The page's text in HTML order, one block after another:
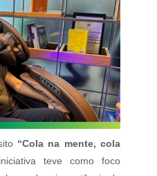
“Cola na mente, cola
teve como foco